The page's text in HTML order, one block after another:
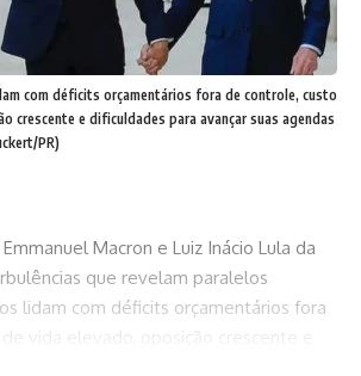
com déficits orçamentários fora de controle, custo
crescente e dificuldades para avançar suas agendas
PR)
Macron e Luiz Inácio Lula da
que revelam paralelos
lidam com déficits orçamentários fora
vida elevado, oposição crescente e